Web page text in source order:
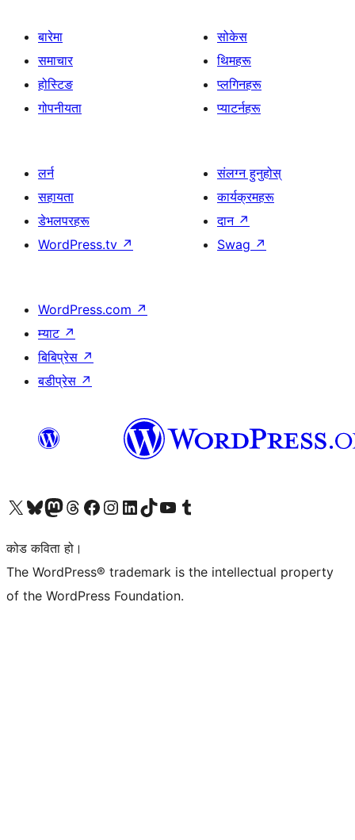
बारेमा
समाचार
होस्टिङ
गोपनीयता
सोकेस
थिमहरू
प्लगिनहरू
प्याटर्नहरू
लर्न
सहायता
डेभलपरहरू
WordPress.tv ↗
संलग्न हुनुहोस्
कार्यक्रमहरू
दान ↗
Swag ↗
WordPress.com ↗
म्याट ↗
बिबिप्रेस ↗
बडीप्रेस ↗
हाम्रो X (पहिले ट्विटर) खातामा जानुहोस्
हाम्रो Bluesky खाता भ्रमण गर्नुहोस्
हाम्रो म्यास्टोडन खाता भ्रमण गर्नुहोस्
हाम्रो थ्रेड्स खातामा जानुहोस्
हाम्रो फेसबुक पेजमा जानुहोस्
हाम्रो इन्स्टाग्राम खातामा जानुहोस्
हाम्रो लिङ्क्डइन खातामा जानुहोस्
हाम्रो TikTok खाता भ्रमण गर्नुहोस्
हाम्रो युट्युब च्यानलमा जानुहोस्
हाम्रो टम्बलर खाता भ्रमण गर्नुहोस्
कोड कविता हो।
The WordPress® trademark is the intellectual property
of the WordPress Foundation.